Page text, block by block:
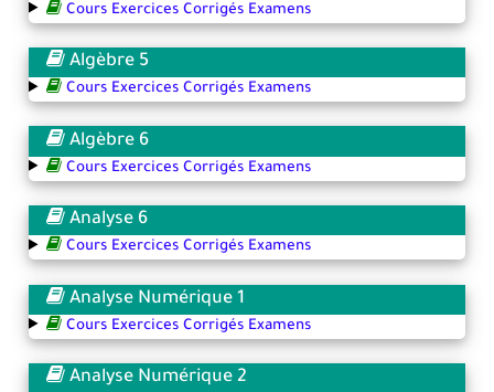
Cours Exercices Corrigés Examens
Algèbre 5
Cours Exercices Corrigés Examens
Algèbre 6
Cours Exercices Corrigés Examens
Analyse 6
Cours Exercices Corrigés Examens
Analyse Numérique 1
Cours Exercices Corrigés Examens
Analyse Numérique 2